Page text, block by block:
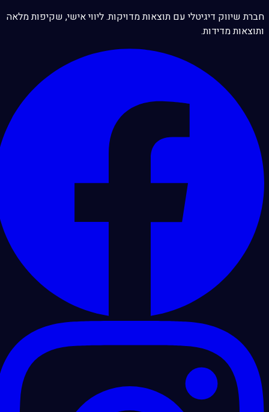
חברת שיווק דיגיטלי עם תוצאות מדויקות. ליווי אישי, שקיפות מלאה
ותוצאות מדידות.